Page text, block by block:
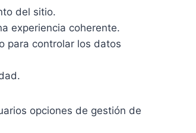
del sitio.
experiencia coherente.
para controlar los datos
opciones de gestión de